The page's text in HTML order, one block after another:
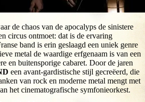
de chaos van de apocalyps de sinistere
circus ontmoet: dat is de ervaring
band is erin geslaagd een uniek genre
metal de waardige erfgenaam is van een
en buitensporige cabaret. Door de jaren
een avant-gardistische stijl gecreëerd, die
van rock en moderne metal mengt met
het cinematografische symfonieorkest.